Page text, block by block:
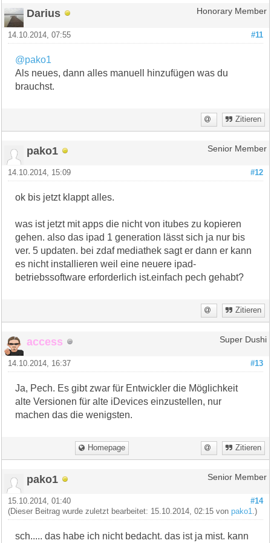
Darius Honorary Member
#11
14.10.2014, 07:55
@pako1
Als neues, dann alles manuell hinzufügen was du
brauchst.
Zitieren
pako1 Senior Member
#12
14.10.2014, 15:09
ok bis jetzt klappt alles.
was ist jetzt mit apps die nicht von itubes zu kopieren
gehen. also das ipad 1 generation lässt sich ja nur bis
ver. 5 updaten. bei zdaf mediathek sagt er dann er kann
es nicht installieren weil eine neuere ipad-
betriebssoftware erforderlich ist.einfach pech gehabt?
Zitieren
access Super Dushi
#13
14.10.2014, 16:37
Ja, Pech. Es gibt zwar für Entwickler die Möglichkeit
alte Versionen für alte iDevices einzustellen, nur
machen das die wenigsten.
Homepage Zitieren
pako1 Senior Member
#14
15.10.2014, 01:40
(Dieser Beitrag wurde zuletzt bearbeitet: 15.10.2014, 02:15 vonpako1 .)
sch..... das habe ich nicht bedacht. das ist ja mist. kann